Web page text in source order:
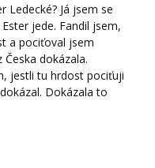
Ledecké? Já jsem se
jede. Fandil jsem,
a pociťoval jsem
dokázala.
jestli tu hrdost pociťuji
Dokázala to